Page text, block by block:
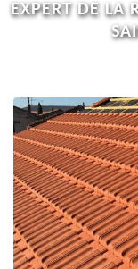
EXPERT DE LA